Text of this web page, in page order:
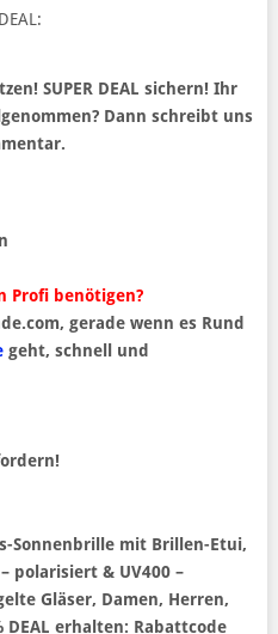
SUPER DEAL sichern! Ihr
Dann schreibt uns
Profi benötigen?
gerade wenn es Rund
geht, schnell und
Sonnenbrille mit Brillen-Etui,
polarisiert & UV400 –
Gläser, Damen, Herren,
DEAL erhalten: Rabattcode